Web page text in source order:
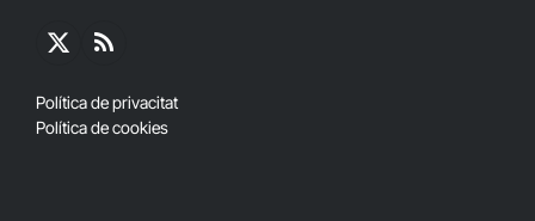
X
RSS
Política de privacitat
Política de cookies